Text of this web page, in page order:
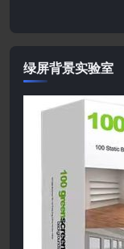
绿屏背景实验室